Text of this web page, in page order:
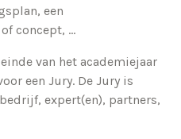
een
concept, ...
van het academiejaar
een Jury. De Jury is
expert(en), partners,